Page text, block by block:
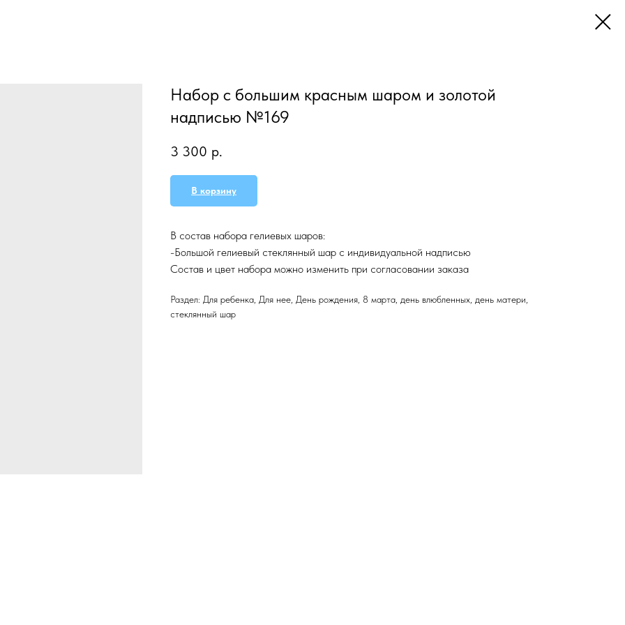
Набор с большим красным шаром и золотой
надписью №169
3 300 р.
В корзину
В состав набора гелиевых шаров:
-Большой гелиевый стеклянный шар с индивидуальной надписью
Состав и цвет набора можно изменить при согласовании заказа
Раздел: Для ребенка, Для нее, День рождения, 8 марта, день влюбленных, день матери,
стеклянный шар